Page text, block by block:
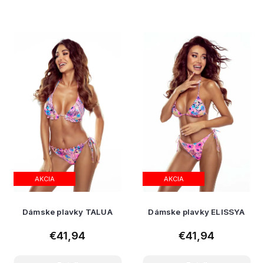
AKCIA
Dámske plavky TALUA
€41,94
AKCIA
Dámske plavky ELISSYA
€41,94